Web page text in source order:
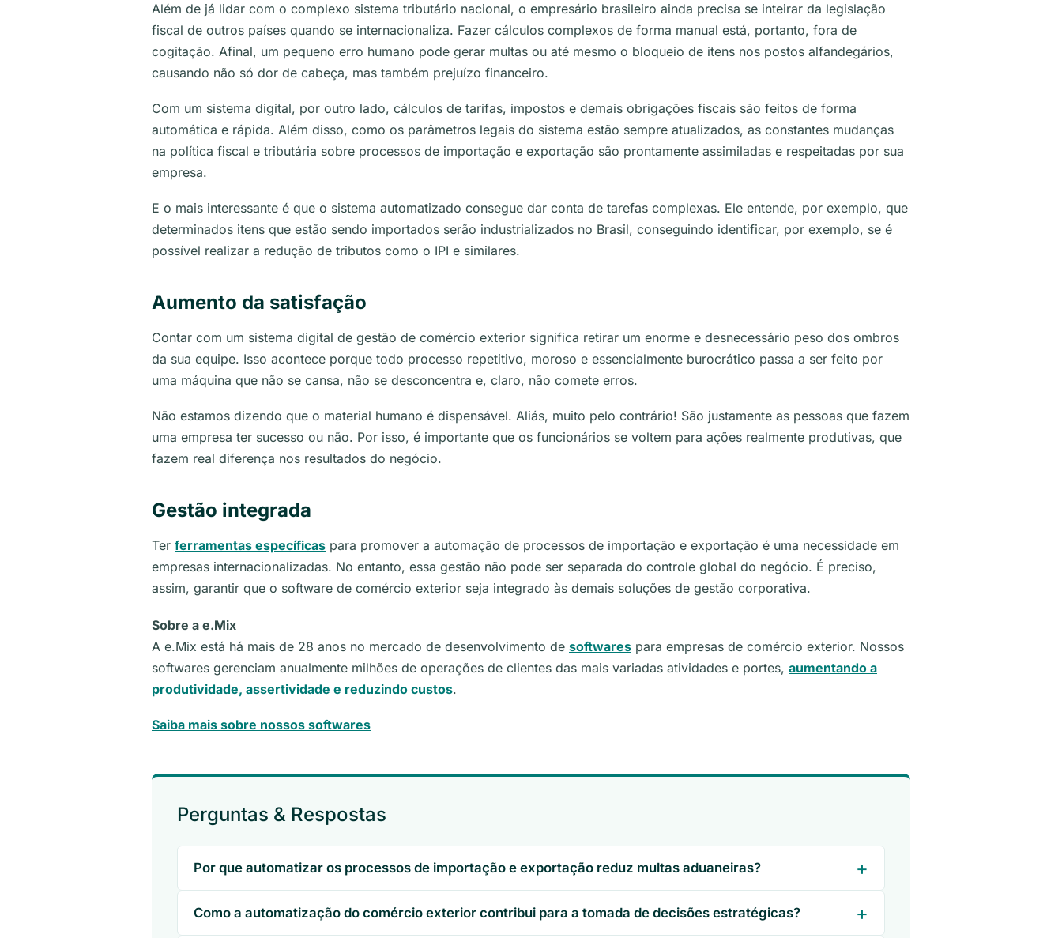
Além de já lidar com o complexo sistema tributário nacional, o empresário brasileiro ainda precisa se inteirar da legislação
fiscal de outros países quando se internacionaliza. Fazer cálculos complexos de forma manual está, portanto, fora de
cogitação. Afinal, um pequeno erro humano pode gerar multas ou até mesmo o bloqueio de itens nos postos alfandegários,
causando não só dor de cabeça, mas também prejuízo financeiro.
Com um sistema digital, por outro lado, cálculos de tarifas, impostos e demais obrigações fiscais são feitos de forma
automática e rápida. Além disso, como os parâmetros legais do sistema estão sempre atualizados, as constantes mudanças
na política fiscal e tributária sobre processos de importação e exportação são prontamente assimiladas e respeitadas por sua
empresa.
E o mais interessante é que o sistema automatizado consegue dar conta de tarefas complexas. Ele entende, por exemplo, que
determinados itens que estão sendo importados serão industrializados no Brasil, conseguindo identificar, por exemplo, se é
possível realizar a redução de tributos como o IPI e similares.
Aumento da satisfação
Contar com um sistema digital de gestão de comércio exterior significa retirar um enorme e desnecessário peso dos ombros
da sua equipe. Isso acontece porque todo processo repetitivo, moroso e essencialmente burocrático passa a ser feito por
uma máquina que não se cansa, não se desconcentra e, claro, não comete erros.
Não estamos dizendo que o material humano é dispensável. Aliás, muito pelo contrário! São justamente as pessoas que fazem
uma empresa ter sucesso ou não. Por isso, é importante que os funcionários se voltem para ações realmente produtivas, que
fazem real diferença nos resultados do negócio.
Gestão integrada
Ter ferramentas específicas para promover a automação de processos de importação e exportação é uma necessidade em
empresas internacionalizadas. No entanto, essa gestão não pode ser separada do controle global do negócio. É preciso,
assim, garantir que o software de comércio exterior seja integrado às demais soluções de gestão corporativa.
Sobre a e.Mix
A e.Mix está há mais de 28 anos no mercado de desenvolvimento de softwares para empresas de comércio exterior. Nossos
softwares gerenciam anualmente milhões de operações de clientes das mais variadas atividades e portes, aumentando a
produtividade, assertividade e reduzindo custos.
Saiba mais sobre nossos softwares
Perguntas & Respostas
Por que automatizar os processos de importação e exportação reduz multas aduaneiras?
Como a automatização do comércio exterior contribui para a tomada de decisões estratégicas?